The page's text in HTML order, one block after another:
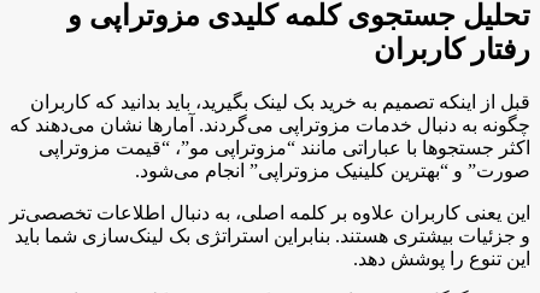
تحلیل جستجوی کلمه کلیدی مزوتراپی و
رفتار کاربران
قبل از اینکه تصمیم به خرید بک لینک بگیرید، باید بدانید که کاربران
چگونه به دنبال خدمات مزوتراپی می‌گردند. آمارها نشان می‌دهند که
اکثر جستجوها با عباراتی مانند “مزوتراپی مو”، “قیمت مزوتراپی
صورت” و “بهترین کلینیک مزوتراپی” انجام می‌شود.
این یعنی کاربران علاوه بر کلمه اصلی، به دنبال اطلاعات تخصصی‌تر
و جزئیات بیشتری هستند. بنابراین استراتژی بک لینک‌سازی شما باید
این تنوع را پوشش دهد.